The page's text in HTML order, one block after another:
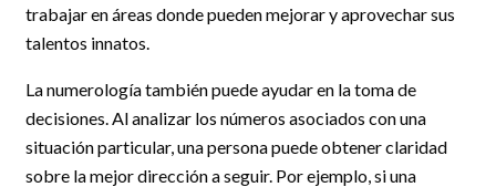
trabajar en áreas donde pueden mejorar y aprovechar sus
talentos innatos.
La numerología también puede ayudar en la toma de
decisiones. Al analizar los números asociados con una
situación particular, una persona puede obtener claridad
sobre la mejor dirección a seguir. Por ejemplo, si una